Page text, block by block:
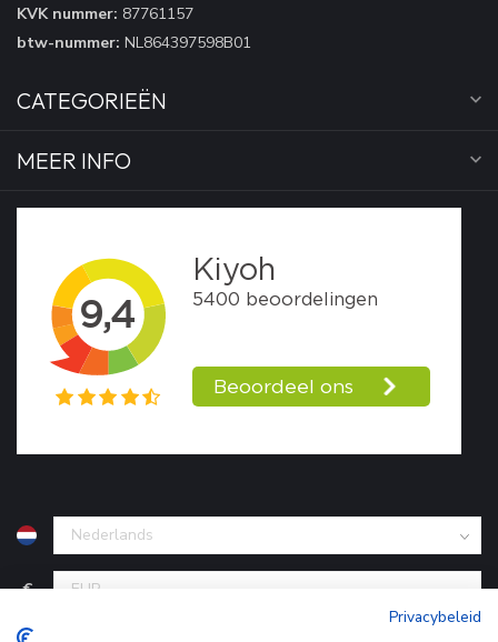
KVK nummer: 87761157
btw-nummer: NL864397598B01
CATEGORIEËN
MEER INFO
€
Privacybeleid